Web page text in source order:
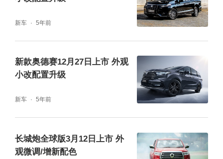
新车 5年前
新款奥德赛12月27日上市 外观
小改配置升级
新车 5年前
长城炮全球版3月12日上市 外
观微调/增新配色